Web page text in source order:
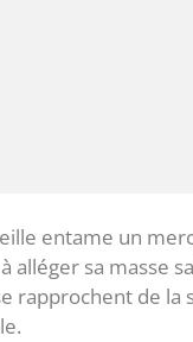
entame un
alléger sa masse
rapprochent de la